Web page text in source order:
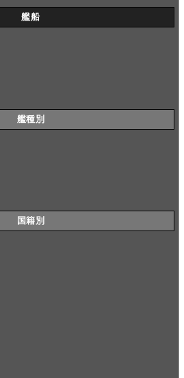
艦船
艦種別
国籍別